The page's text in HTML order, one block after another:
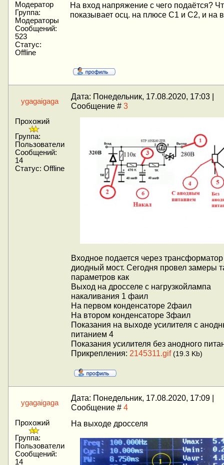
Модератор
Группа:
Модераторы
Сообщений:
523
Статус:
Offline
На вход напряжение с чего подаётся?
показывает осц. на плюсе С1 и С2, и на
ygagaigaga
Дата: Понедельник, 17.08.2020, 17:03 |
Сообщение # 3
Прохожий
Группа:
Пользователи
Сообщений:
14
Статус: Offline
Входное подается через
диодный мост. Сегодня провел замеры
параметров как
Выход на дросселе с нагрузкойлампа
накаливания 1 фаил
На первом конденсаторе 2фаил
На втором конденсаторе 3фаил
Показания на выходе усилителя с
питанием 4
Показания усилителя без анодного
Прикрепления: 2145311.gif (19.3 Kb)
ygagaigaga
Дата: Понедельник, 17.08.2020, 17:09 |
Сообщение # 4
Прохожий
Группа:
Пользователи
Сообщений:
14
На выходе дросселя